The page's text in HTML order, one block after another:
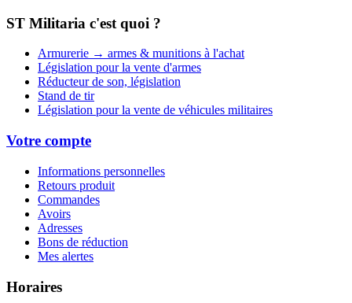
ST Militaria c'est quoi ?
Armurerie → armes & munitions à l'achat
Législation pour la vente d'armes
Réducteur de son, législation
Stand de tir
Législation pour la vente de véhicules militaires
Votre compte
Informations personnelles
Retours produit
Commandes
Avoirs
Adresses
Bons de réduction
Mes alertes
Horaires